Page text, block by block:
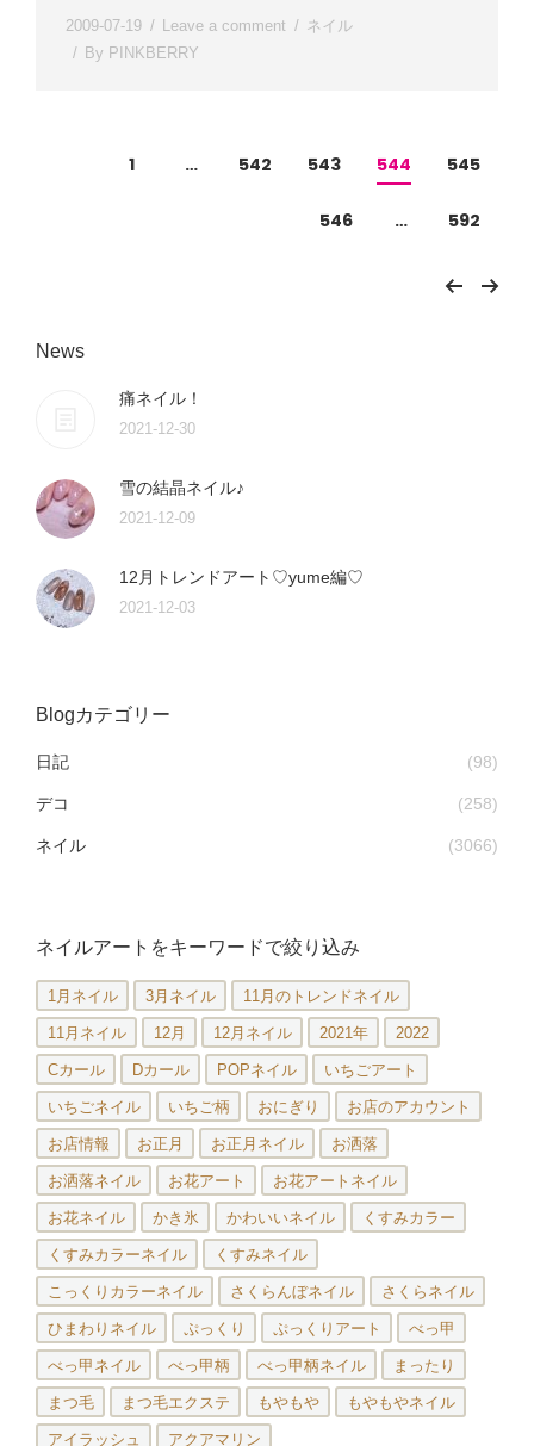
2009-07-19 Leave a comment
ネイル
By PINKBERRY
1 … 542 543 544 545
546 … 592
News
痛ネイル！
2021-12-30
雪の結晶ネイル♪
2021-12-09
12月トレンドアート♡yume編♡
2021-12-03
Blogカテゴリー
日記 (98)
デコ (258)
ネイル (3066)
ネイルアートをキーワードで絞り込み
1月ネイル 3月ネイル 11月のトレンドネイル
11月ネイル 12月 12月ネイル 2021年 2022
Cカール Dカール POPネイル いちごアート
いちごネイル いちご柄 おにぎり お店のアカウント
お店情報 お正月 お正月ネイル お洒落
お洒落ネイル お花アート お花アートネイル
お花ネイル かき氷 かわいいネイル くすみカラー
くすみカラーネイル くすみネイル
こっくりカラーネイル さくらんぼネイル さくらネイル
ひまわりネイル ぷっくり ぷっくりアート べっ甲
べっ甲ネイル べっ甲柄 べっ甲柄ネイル まったり
まつ毛 まつ毛エクステ もやもや もやもやネイル
アイラッシュ アクアマリン